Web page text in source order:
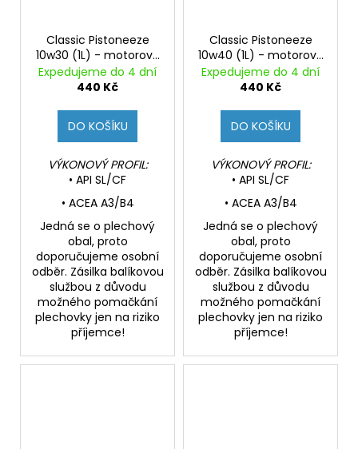
Classic Pistoneeze
10w30 (1L) - motorový
polosyntetický olej pro
youngtimery
Expedujeme do 4 dní
440 Kč
DO KOŠÍKU
VÝKONOVÝ PROFIL:
• API SL/CF
• ACEA A3/B4
Jedná se o plechový
obal, proto
doporučujeme osobní
odběr. Zásilka balíkovou
službou z důvodu
možného pomačkání
plechovky jen na riziko
příjemce!
Classic Pistoneeze
10w40 (1L) - motorový
polosyntetický olej pro
youngtimery
Expedujeme do 4 dní
440 Kč
DO KOŠÍKU
VÝKONOVÝ PROFIL:
• API SL/CF
• ACEA A3/B4
Jedná se o plechový
obal, proto
doporučujeme osobní
odběr. Zásilka balíkovou
službou z důvodu
možného pomačkání
plechovky jen na riziko
příjemce!